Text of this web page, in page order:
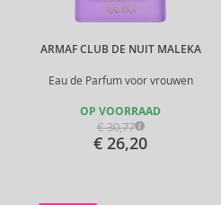
ARMAF CLUB DE NUIT MALEKA
Eau de Parfum voor vrouwen
OP VOORRAAD
€ 30,77
€ 26,20